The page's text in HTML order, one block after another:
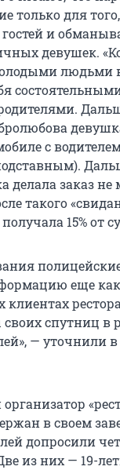
только для
и
девушек.
людьми
с
делала заказ не
такого
15% от
еще
спутниц в
— уточнили
в своем
допросили
из них — 19-